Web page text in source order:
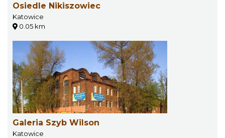
Osiedle Nikiszowiec
Katowice
0.05 km
Galeria Szyb Wilson
Katowice